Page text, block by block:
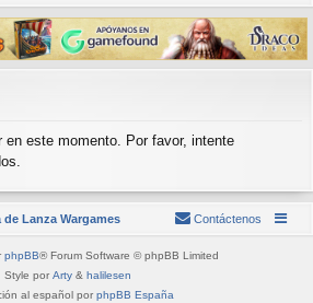
fic
ar
ra
rs
s
c
en este momento. Por favor, intente
de Lanza Wargames Contáctenos
phpBB® Forum Software © phpBB Limited
Style por Arty & halilesen
al español por phpBB España